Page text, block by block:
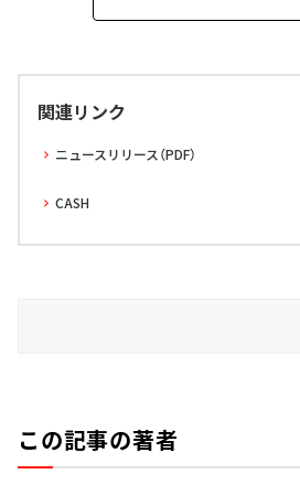
関連リンク
ニュースリリース（PDF）
CASH
この記事の著者